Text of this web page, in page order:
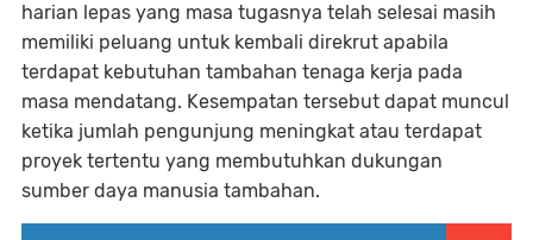
harian lepas yang masa tugasnya telah selesai masih
memiliki peluang untuk kembali direkrut apabila
terdapat kebutuhan tambahan tenaga kerja pada
masa mendatang. Kesempatan tersebut dapat muncul
ketika jumlah pengunjung meningkat atau terdapat
proyek tertentu yang membutuhkan dukungan
sumber daya manusia tambahan.